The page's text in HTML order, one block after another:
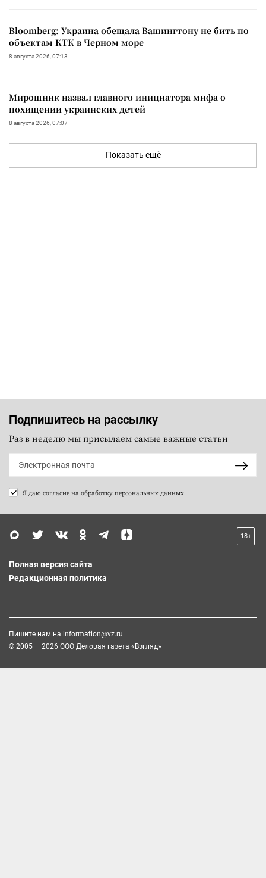
Bloomberg: Украина обещала Вашингтону не бить по
объектам КТК в Черном море
8 августа 2026, 07:13
Мирошник назвал главного инициатора мифа о
похищении украинских детей
8 августа 2026, 07:07
Показать ещё
Подпишитесь на рассылку
Раз в неделю мы присылаем самые важные статьи
Я даю согласие на обработку персональных данных
18+
Полная версия сайта
Редакционная политика
Пишите нам на information@vz.ru
© 2005 — 2026 ООО Деловая газета «Взгляд»